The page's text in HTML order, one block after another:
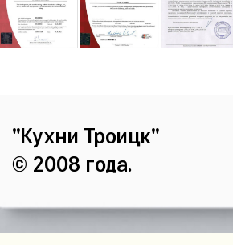
"Кухни Троицк"
© 2008 года.